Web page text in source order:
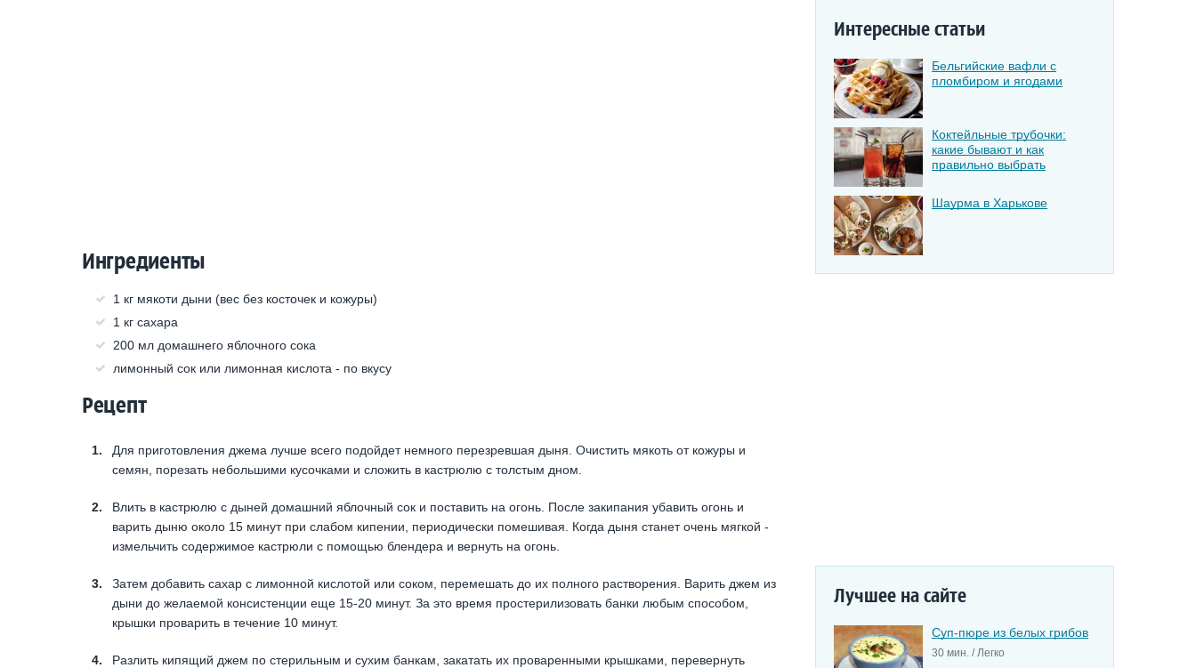
Ингредиенты
1 кг мякоти дыни (вес без косточек и кожуры)
1 кг сахара
200 мл домашнего яблочного сока
лимонный сок или лимонная кислота - по вкусу
Рецепт
Для приготовления джема лучше всего подойдет немного перезревшая дыня. Очистить мякоть от кожуры и
семян, порезать небольшими кусочками и сложить в кастрюлю с толстым дном.
Влить в кастрюлю с дыней домашний яблочный сок и поставить на огонь. После закипания убавить огонь и
варить дыню около 15 минут при слабом кипении, периодически помешивая. Когда дыня станет очень мягкой -
измельчить содержимое кастрюли с помощью блендера и вернуть на огонь.
Затем добавить сахар с лимонной кислотой или соком, перемешать до их полного растворения. Варить джем из
дыни до желаемой консистенции еще 15-20 минут. За это время простерилизовать банки любым способом,
крышки проварить в течение 10 минут.
Разлить кипящий джем по стерильным и сухим банкам, закатать их проваренными крышками, перевернуть
Интересные статьи
Бельгийские вафли с
пломбиром и ягодами
Коктейльные трубочки:
какие бывают и как
правильно выбрать
Шаурма в Харькове
Лучшее на сайте
Суп-пюре из белых грибов
30 мин. / Легко